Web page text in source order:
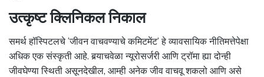
उत्कृष्ट क्लिनिकल निकाल
समर्थ हॉस्पिटलचे ‘जीवन वाचवण्याचे कमिटमेंट’ हे व्यावसायिक नीतिमत्तेपेक्षा
अधिक एक संस्कृती आहे. बर्‍याचवेळा न्यूरोसर्जरी आणि ट्रॉमा ह्या दोन्ही
जीवघेण्या स्थिती असूनदेखील, आम्ही अनेक जीव वाचवू शकलो आणि असे